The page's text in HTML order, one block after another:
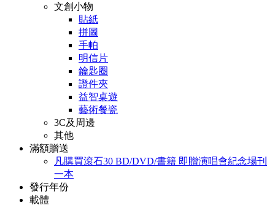
文創小物
貼紙
拼圖
手帕
明信片
鑰匙圈
證件夾
益智桌遊
藝術餐瓷
3C及周邊
其他
滿額贈送
凡購買滾石30 BD/DVD/書籍 即贈演唱會紀念場刊
一本
發行年份
載體